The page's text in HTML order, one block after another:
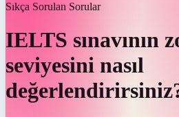
Sıkça Sorulan Sorular
IELTS sınavının
seviyesini nasıl